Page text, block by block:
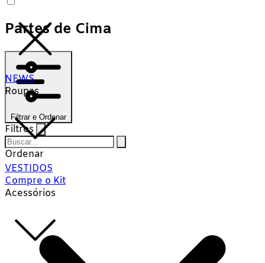
NEWS
Roupas
VESTIDOS
Compre o Kit
Acessórios
Partes de Cima
Filtrar e Ordenar
Filtros
Ordenar